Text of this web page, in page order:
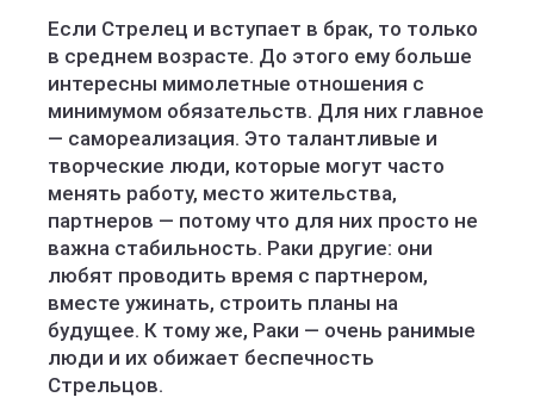
Если Стрелец и вступает в брак, то только
в среднем возрасте. До этого ему больше
интересны мимолетные отношения с
минимумом обязательств. Для них главное
— самореализация. Это талантливые и
творческие люди, которые могут часто
менять работу, место жительства,
партнеров — потому что для них просто не
важна стабильность. Раки другие: они
любят проводить время с партнером,
вместе ужинать, строить планы на
будущее. К тому же, Раки — очень ранимые
люди и их обижает беспечность
Стрельцов.